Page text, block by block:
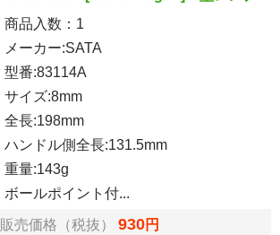
商品入数： 1
メーカー:SATA
型番:83114A
サイズ:8mm
全長:198mm
ハンドル側全長:131.5mm
重量:143g
ボールポイント付...
販売価格（税抜） 930円